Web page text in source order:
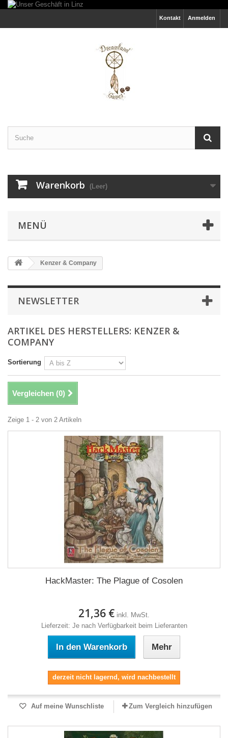
Anmelden
Kontakt
Warenkorb (Leer)
MENÜ
Kenzer & Company
NEWSLETTER
ARTIKEL DES HERSTELLERS: KENZER &
COMPANY
Sortierung
Vergleichen (0)
Zeige 1 - 2 von 2 Artikeln
HackMaster: The Plague of Cosolen
21,36 € inkl. MwSt.
Lieferzeit: Je nach Verfügbarkeit beim Lieferanten
In den Warenkorb Mehr
derzeit nicht lagernd, wird nachbestellt
Auf meine Wunschliste Zum Vergleich hinzufügen